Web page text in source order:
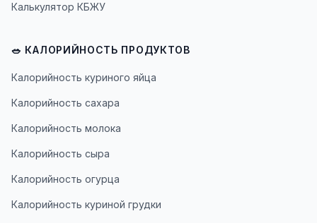
Калькулятор КБЖУ
🥗 КАЛОРИЙНОСТЬ ПРОДУКТОВ
Калорийность куриного яйца
Калорийность сахара
Калорийность молока
Калорийность сыра
Калорийность огурца
Калорийность куриной грудки